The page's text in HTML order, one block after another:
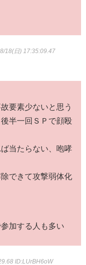
18(日) 17:35:09.47
要素少ないと思う
半一回ＳＰで顔殴
当たらない、咆哮
できて攻撃弱体化
加する人も多い
ID:LUrBH6oW